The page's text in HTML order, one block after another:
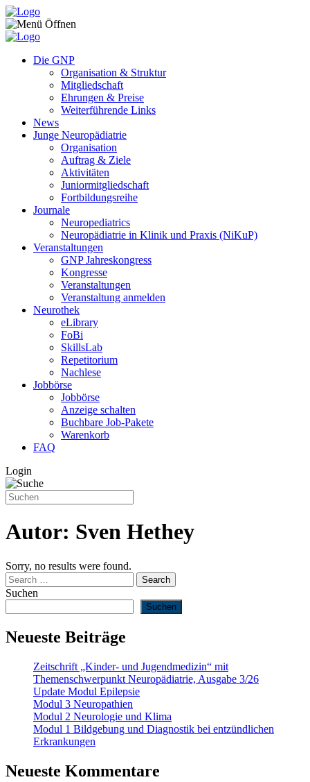
Zum Inhalt springen
Die GNP
Organisation & Struktur
Mitgliedschaft
Ehrungen & Preise
Weiterführende Links
News
Junge Neuropädiatrie
Organisation
Auftrag & Ziele
Aktivitäten
Juniormitgliedschaft
Fortbildungsreihe
Journale
Neuropediatrics
Neuropädiatrie in Klinik und Praxis (NiKuP)
Veranstaltungen
GNP Jahreskongress
Kongresse
Veranstaltungen
Veranstaltung anmelden
Neurothek
eLibrary
FoBi
SkillsLab
Repetitorium
Nachlese
Jobbörse
Jobbörse
Anzeige schalten
Buchbare Job-Pakete
Warenkorb
FAQ
Login
Autor: Sven Hethey
Sorry, no results were found.
Search for:
Search
Suchen
Suchen
Neueste Beiträge
Zeitschrift „Kinder- und Jugendmedizin“ mit
Themenschwerpunkt Neuropädiatrie, Ausgabe 3/26
Update Modul Epilepsie
Modul 3 Neuropathien
Modul 2 Neurologie und Klima
Modul 1 Bildgebung und Diagnostik bei entzündlichen
Erkrankungen
Neueste Kommentare